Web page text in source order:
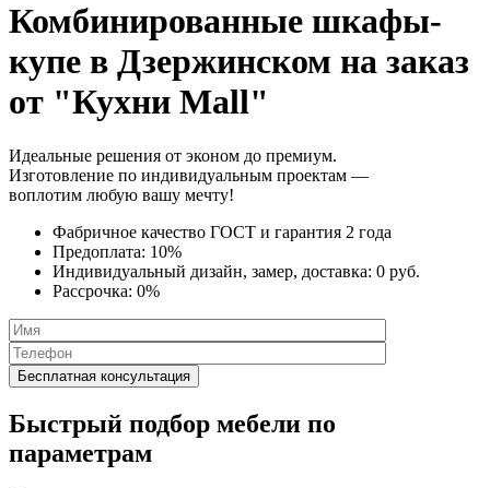
Комбинированные шкафы-
купе в Дзержинском на заказ
от "Кухни Mall"
Идеальные решения от эконом до премиум.
Изготовление по индивидуальным проектам —
воплотим любую вашу мечту!
Фабричное качество ГОСТ и гарантия 2 года
Предоплата: 10%
Индивидуальный дизайн, замер, доставка: 0 руб.
Рассрочка: 0%
Быстрый подбор мебели по
параметрам